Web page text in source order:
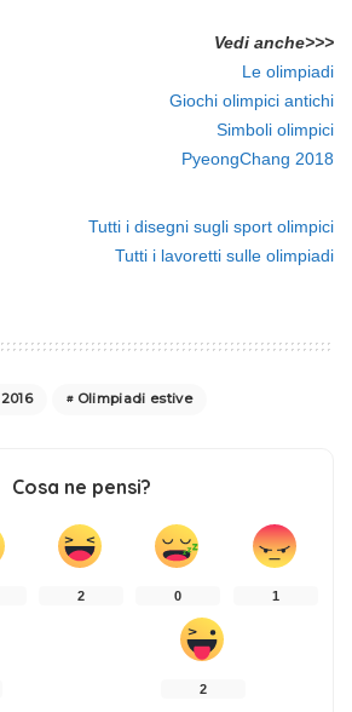
Vedi anche>>>
Le olimpiadi
Giochi olimpici antichi
Simboli olimpici
PyeongChang 2018
Tutti i disegni sugli sport olimpici
Tutti i lavoretti sulle olimpiadi
Olimpiadi estive
Cosa ne pensi?
2 0 1
2